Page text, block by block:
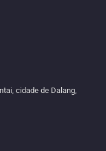
cidade de Dalang,